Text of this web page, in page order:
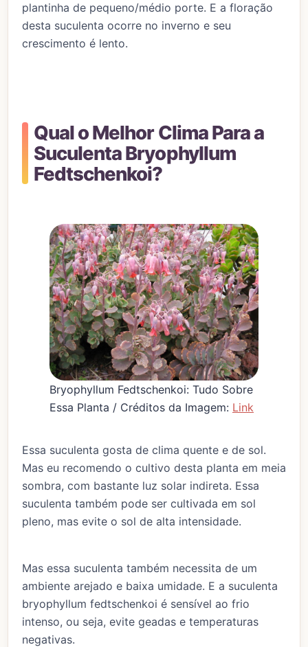
plantinha de pequeno/médio porte. E a floração
desta suculenta ocorre no inverno e seu
crescimento é lento.
Qual o Melhor Clima Para a
Suculenta Bryophyllum
Fedtschenkoi?
Bryophyllum Fedtschenkoi: Tudo Sobre
Essa Planta / Créditos da Imagem: Link
Essa suculenta gosta de clima quente e de sol.
Mas eu recomendo o cultivo desta planta em meia
sombra, com bastante luz solar indireta. Essa
suculenta também pode ser cultivada em sol
pleno, mas evite o sol de alta intensidade.
Mas essa suculenta também necessita de um
ambiente arejado e baixa umidade. E a suculenta
bryophyllum fedtschenkoi é sensível ao frio
intenso, ou seja, evite geadas e temperaturas
negativas.